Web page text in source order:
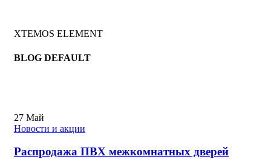
XTEMOS ELEMENT
BLOG DEFAULT
27 Май
Новости и акции
Распродажа ПВХ межкомнатных дверей